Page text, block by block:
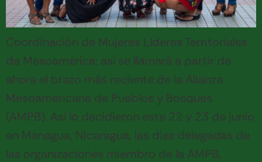
Coordinación de Mujeres Líderes Territoriales
de Mesoamérica: así se llamará a partir de
ahora el brazo más reciente de la Alianza
Mesoamericana de Pueblos y Bosques
(AMPB). Así lo decidieron este 22 y 23 de junio
en Managua, Nicaragua, las diez delegadas de
las organizaciones miembro de la AMPB,